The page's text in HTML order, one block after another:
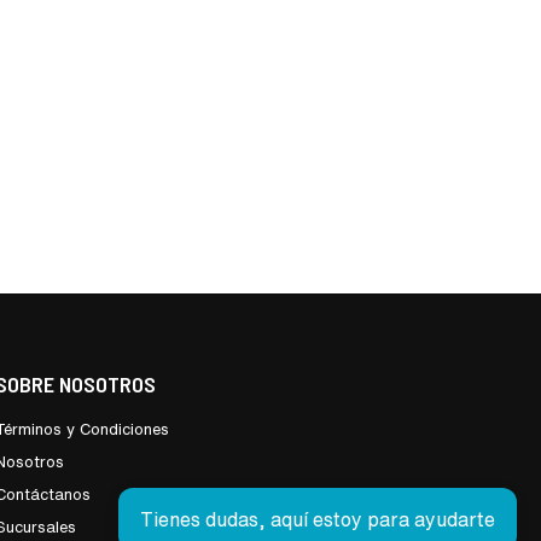
NOSOTROS
y Condiciones
Tienes dudas, aquí estoy para ayudarte